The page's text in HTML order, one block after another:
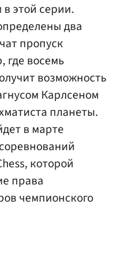
этой серии.
два
пропуск
где восемь
возможность
Карлсеном
планеты.
в марте
которой
права
чемпионского